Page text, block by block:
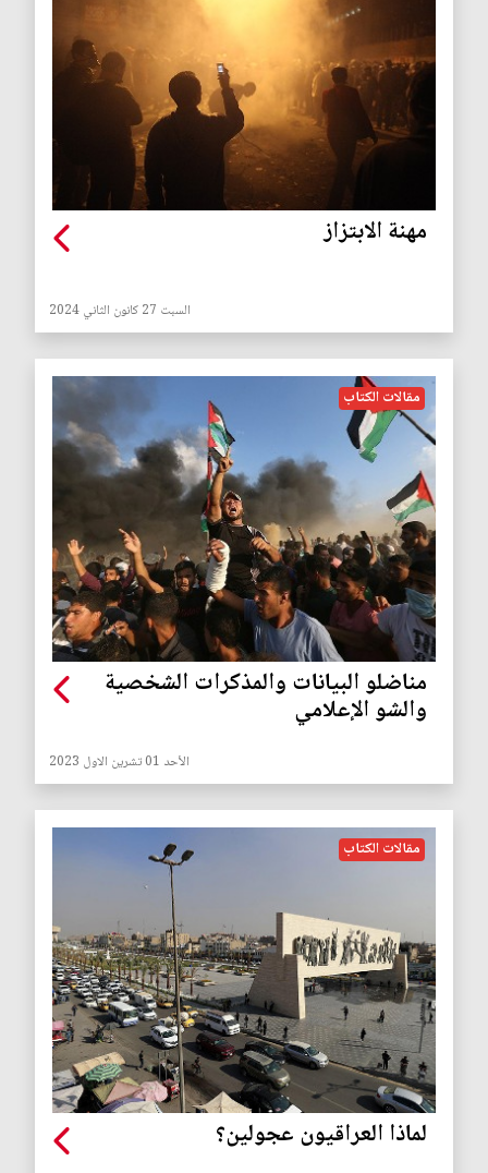
مهنة الابتزاز
السبت 27 كانون الثاني 2024
مقالات الكتاب
مناضلو البيانات والمذكرات الشخصية
والشو الإعلامي
الأحد 01 تشرين الاول 2023
مقالات الكتاب
لماذا العراقيون عجولين؟